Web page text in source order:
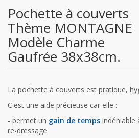
Pochette à couverts
Thème MONTAGNE
Modèle Charme
Gaufrée 38x38cm.
La pochette à couverts est pratique,
C'est une aide précieuse car elle :
- permet un gain de temps indéniable
re-dressage